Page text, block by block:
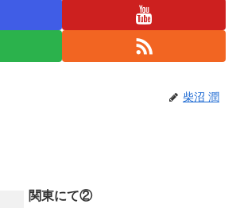
柴沼 潤
関東にて②